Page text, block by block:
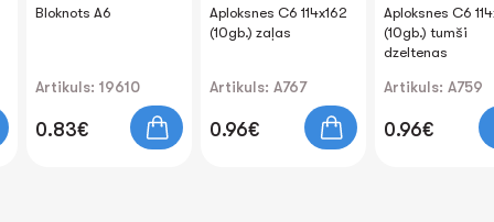
Bloknots A6
Artikuls: 19610
0.83€
Aploksnes C6 114x162
(10gb.) zaļas
Artikuls: A767
0.96€
Aploksnes C6
(10gb.) tumši
dzeltenas
Artikuls: A759
0.96€